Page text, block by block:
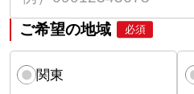
ご希望の地域 必須
関東